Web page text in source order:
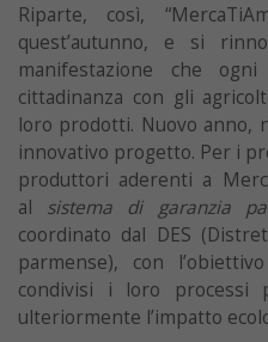
Riparte, così,
quest’autunno, e si
manifestazione che
cittadinanza con gli
loro prodotti. Nuovo anno,
innovativo progetto. Per i
produttori aderenti a
al sistema di garanzia
coordinato dal DES
parmense), con
condivisi i loro processi
ulteriormente l’impatto